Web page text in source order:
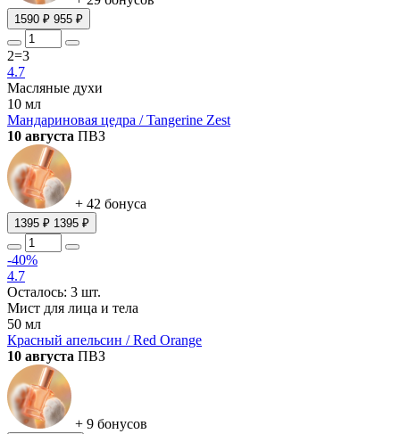
1590 ₽ 955 ₽
2=3
4.7
Масляные духи
10 мл
Мандариновая цедра / Tangerine Zest
10 августа ПВЗ
+ 42 бонуса
1395 ₽ 1395 ₽
-40%
4.7
Осталось: 3 шт.
Мист для лица и тела
50 мл
Красный апельсин / Red Orange
10 августа ПВЗ
+ 9 бонусов